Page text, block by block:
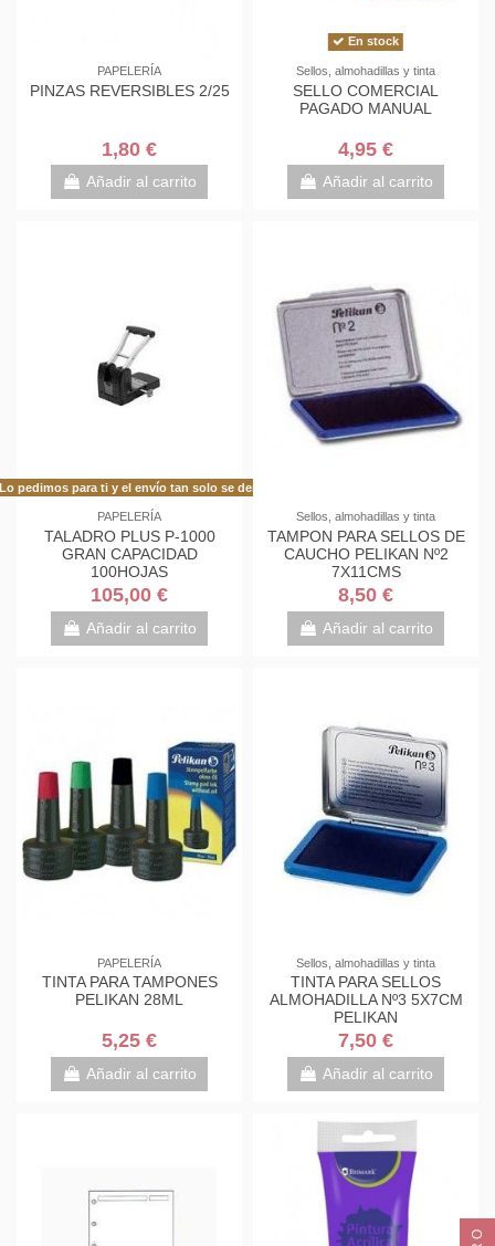
PAPELERÍA
PINZAS REVERSIBLES 2/25
1,80 €
Añadir al carrito
En stock
Sellos, almohadillas y tinta
SELLO COMERCIAL
PAGADO MANUAL
4,95 €
Añadir al carrito
pedimos para ti y el envío tan solo se demora 48h más de lo habitual!
PAPELERÍA
TALADRO PLUS P-1000
GRAN CAPACIDAD
100HOJAS
105,00 €
Añadir al carrito
Sellos, almohadillas y tinta
TAMPON PARA SELLOS DE
CAUCHO PELIKAN Nº2
7X11CMS
8,50 €
Añadir al carrito
PAPELERÍA
TINTA PARA TAMPONES
PELIKAN 28ML
5,25 €
Añadir al carrito
Sellos, almohadillas y tinta
TINTA PARA SELLOS
ALMOHADILLA Nº3 5X7CM
PELIKAN
7,50 €
Añadir al carrito